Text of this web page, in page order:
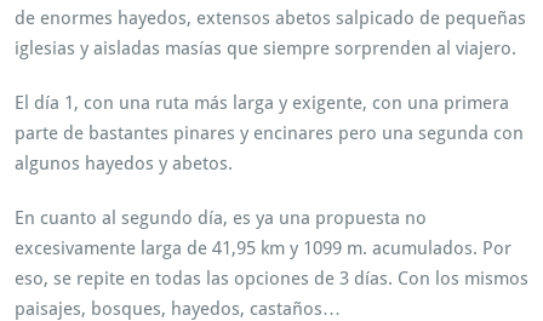
de enormes hayedos, extensos abetos salpicado de pequeñas
iglesias y aisladas masías que siempre sorprenden al viajero.
El día 1, con una ruta más larga y exigente, con una primera
parte de bastantes pinares y encinares pero una segunda con
algunos hayedos y abetos.
En cuanto al segundo día, es ya una propuesta no
excesivamente larga de 41,95 km y 1099 m. acumulados. Por
eso, se repite en todas las opciones de 3 días. Con los mismos
paisajes, bosques, hayedos, castaños…